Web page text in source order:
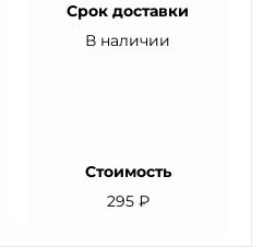
Срок доставки
В наличии
Стоимость
295 ₽